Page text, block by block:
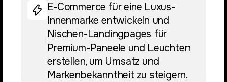
E-Commerce für eine Luxus-
Innenmarke entwickeln und
Nischen-Landingpages für
Premium-Paneele und Leuchten
erstellen, um Umsatz und
Markenbekanntheit zu steigern.